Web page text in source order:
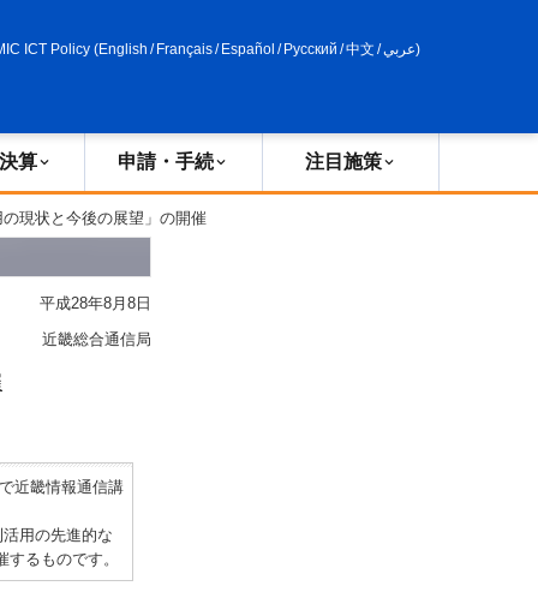
ICT Policy (English / Français/ Español / Русский /中文 /عربي)
算 申請・手続 注目施策
現状と今後の展望」の開催
平成28年8月8日
近畿総合通信局
近畿情報通信講
用の先進的な
るものです。